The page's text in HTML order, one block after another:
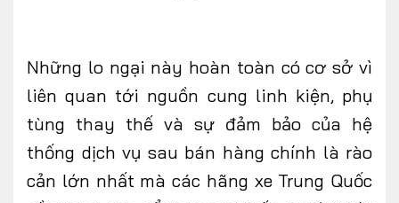
Những lo ngại này hoàn toàn có cơ sở vì
liênquan tới nguồn cung linh kiện, phụ
tùng thay thế và sự đảm bảo của hệ
thống dịch vụ sau bán hàng chính là rào
cản lớn nhất mà các hãng xe Trung Quốc